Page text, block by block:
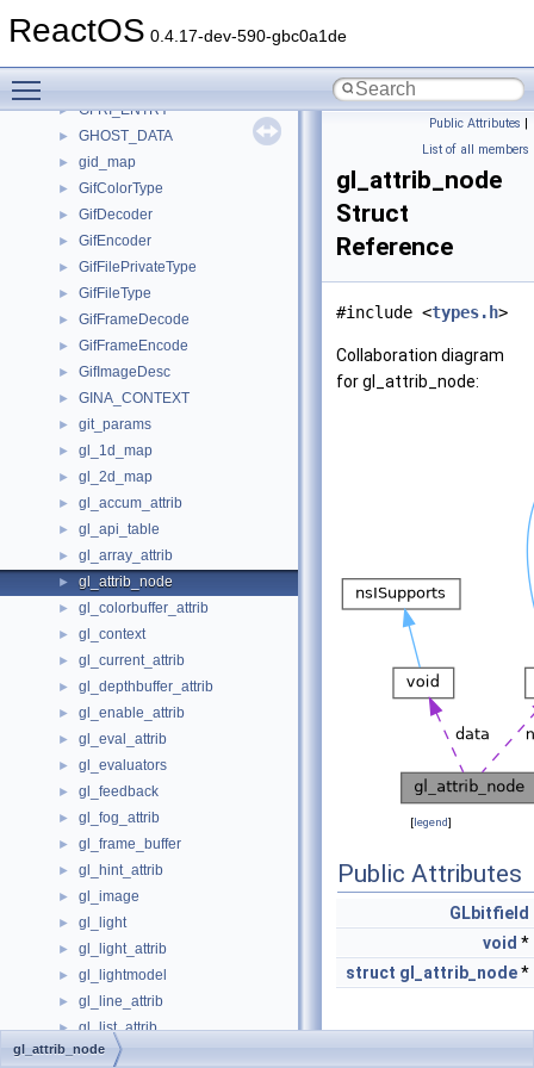
ReactOS 0.4.17-dev-590-gbc0a1de
► getline_ctx
► GFRI_ENTRY
► GHOST_DATA
► gid_map
► GifColorType
► GifDecoder
► GifEncoder
► GifFilePrivateType
► GifFileType
► GifFrameDecode
► GifFrameEncode
► GifImageDesc
► GINA_CONTEXT
► git_params
► gl_1d_map
► gl_2d_map
► gl_accum_attrib
► gl_api_table
► gl_array_attrib
► gl_attrib_node
► gl_colorbuffer_attrib
► gl_context
► gl_current_attrib
► gl_depthbuffer_attrib
► gl_enable_attrib
► gl_eval_attrib
► gl_evaluators
► gl_feedback
► gl_fog_attrib
► gl_frame_buffer
► gl_hint_attrib
► gl_image
► gl_light
► gl_light_attrib
► gl_lightmodel
► gl_line_attrib
► gl_list_attrib
► gl_material
Public Attributes |
List of all members
gl_attrib_node
Struct
Reference
#include <types.h>
Collaboration diagram
for gl_attrib_node:
[legend]
Public Attributes
GLbitfield
void *
struct gl_attrib_node*
gl_attrib_node